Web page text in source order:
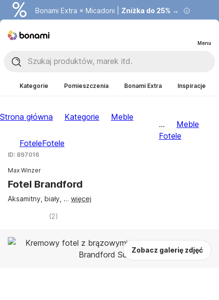
Bonami Extra × Micadoni | Zniżka do 25% →
Menu
Kategorie Pomieszczenia Bonami Extra Inspiracje
Strona główna Kategorie Meble
FoteleFotele
...
Meble
Fotele
Zobacz galerię zdjęć
ID: 897016
Max Winzer
Fotel Brandford
Aksamitny, biały , … więcej
(2)